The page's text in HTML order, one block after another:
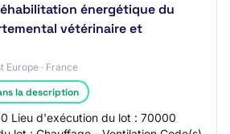
énergétique du
vétérinaire et
Europe · France
la description
Lieu d'exécution du lot : 70000